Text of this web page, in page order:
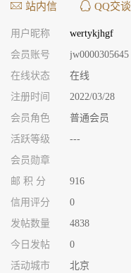
站内信 QQ交谈
用户昵称
wertykjhgf
会员账号
jw0000305645
在线状态
在线
注册时间
2022/03/28
会员角色
普通会员
活跃等级
---
会员勋章
邮 积 分
916
信用评分
0
发帖数量
4838
今日发帖
0
活动城市
北京